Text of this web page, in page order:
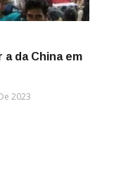
a da China em
2023